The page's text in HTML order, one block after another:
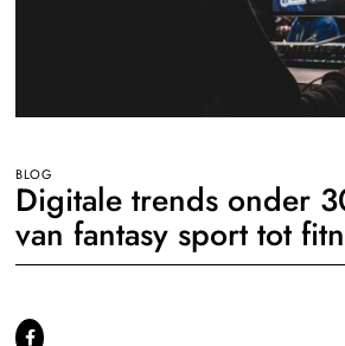
BLOG
Digitale trends onder
van fantasy sport tot